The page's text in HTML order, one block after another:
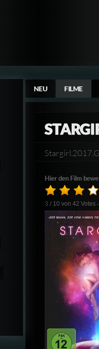
NEU FILME
Hier den Film
3 / 10 von42 Votes